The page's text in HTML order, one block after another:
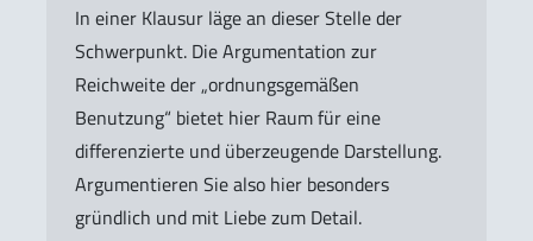
In einer Klausur läge an dieser Stelle der
Schwerpunkt. Die Argumentation zur
Reichweite der „ordnungsgemäßen
Benutzung“ bietet hier Raum für eine
differenzierte und überzeugende Darstellung.
Argumentieren Sie also hier besonders
gründlich und mit Liebe zum Detail.